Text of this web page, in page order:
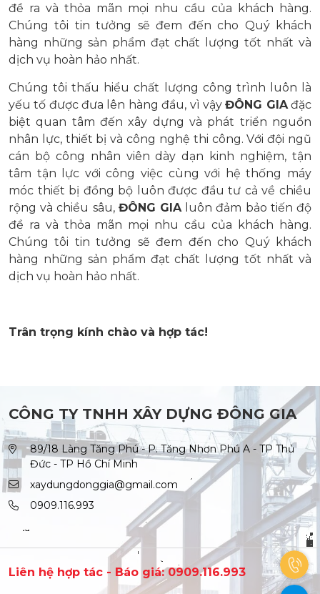
đề ra và thỏa mãn mọi nhu cầu của khách hàng.
Chúng tôi tin tưởng sẽ đem đến cho Quý khách
hàng những sản phẩm đạt chất lượng tốt nhất và
dịch vụ hoàn hảo nhất.
Chúng tôi thấu hiểu chất lượng công trình luôn là
yếu tố được đưa lên hàng đầu, vì vậyĐÔNG GIAđặc
biệt quan tâm đến xây dựng và phát triển nguồn
nhân lực, thiết bị và công nghệ thi công. Với đội ngũ
cán bộ công nhân viên dày dạn kinh nghiệm, tận
tâm tận lực với công việc cùng với hệ thống máy
móc thiết bị đồng bộ luôn được đầu tư cả về chiều
rộng và chiều sâu, ĐÔNG GIAluôn đảm bảo tiến độ
đề ra và thỏa mãn mọi nhu cầu của khách hàng.
Chúng tôi tin tưởng sẽ đem đến cho Quý khách
hàng những sản phẩm đạt chất lượng tốt nhất và
dịch vụ hoàn hảo nhất.
Trân trọng kính chào và hợp tác!
CÔNG TY TNHH XÂY DỰNG ĐÔNG GIA
89/18 Làng Tăng Phú - P. Tăng Nhơn Phú A - TP Thủ
Đức - TP Hồ Chí Minh
xaydungdonggia@gmail.com
0909.116.993
Liên hệ hợp tác - Báo giá: 0909.116.993